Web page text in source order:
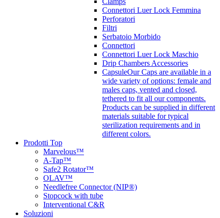
Connettori Luer Lock Femmina
Perforatori
Filtri
Serbatoio Morbido
Connettori
Connettori Luer Lock Maschio
Drip Chambers Accessories
CapsuleOur Caps are available in a
wide variety of options: female and
males caps, vented and closed,
tethered to fit all our components.
Products can be supplied in different
materials suitable for typical
sterilization requirements and in
different colors.
Prodotti Top
Marvelous™
A-Tap™
Safe2 Rotator™
OLAV™
Needlefree Connector (NIP®)
Stopcock with tube
Interventional C&R
Soluzioni